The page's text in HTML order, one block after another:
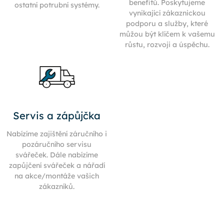
ostatní potrubní systémy.
benefitů. Poskytujeme
vynikající zákaznickou
podporu a služby, které
můžou být klíčem k vašemu
růstu, rozvoji a úspěchu.
Servis a zápůjčka
Nabízíme zajištění záručního i
pozáručního servisu
svářeček. Dále nabízíme
zapůjčení svářeček a nářadí
na akce/montáže vašich
zákazníků.